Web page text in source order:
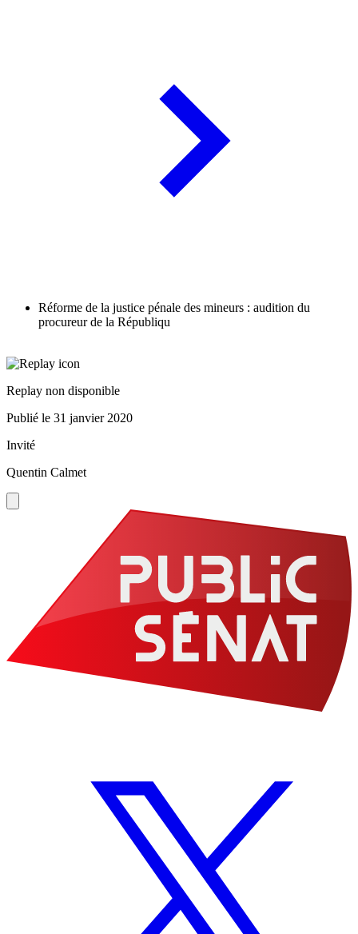
Réforme de la justice pénale des mineurs : audition du
procureur de la Républiqu
Replay non disponible
Publié le 31 janvier 2020
Invité
Quentin Calmet